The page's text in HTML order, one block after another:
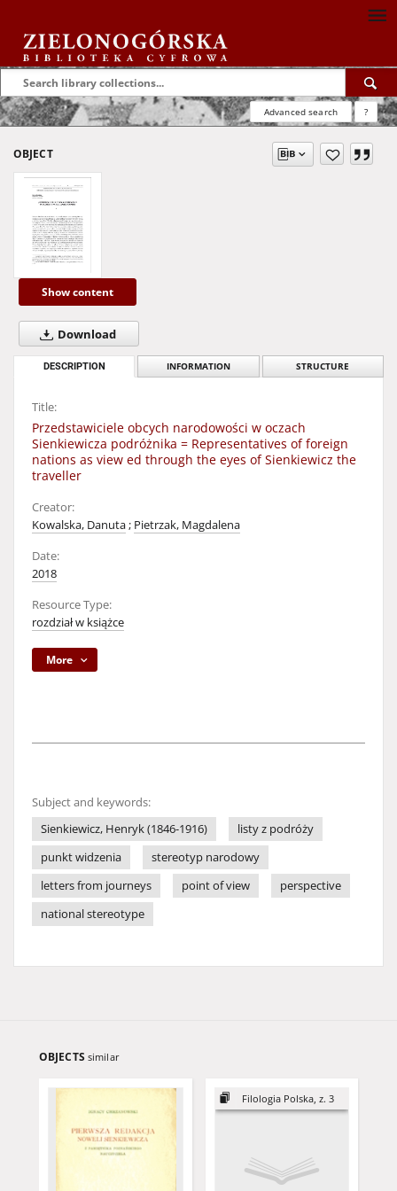
Advanced search ?
OBJECT
Show content
Download
DESCRIPTION INFORMATION STRUCTURE
Title:
Przedstawiciele obcych narodowości w oczach
Sienkiewicza podróżnika = Representatives of foreign
nations as view ed through the eyes of Sienkiewicz the
traveller
Creator:
Kowalska, Danuta; Pietrzak, Magdalena
Date:
2018
Resource Type:
rozdział w książce
More
Subject and keywords:
Sienkiewicz, Henryk (1846-1916)
listy z podróży
punkt widzenia
stereotyp narodowy
letters from journeys
point of view
perspective
national stereotype
OBJECTS similar
Filologia Polska, z. 3